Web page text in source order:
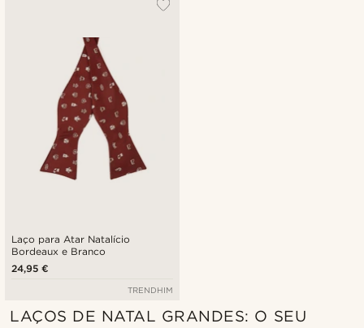
Laço para Atar Natalício
Bordeaux e Branco
24,95 €
TRENDHIM
LAÇOS DE NATAL GRANDES: O SEU